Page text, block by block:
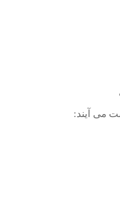
می آیند: